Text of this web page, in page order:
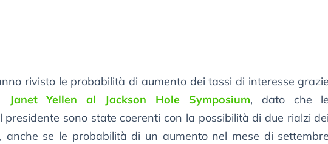
rivisto le probabilità di aumento dei tassi di interesse grazie
Janet Yellen al Jackson Hole Symposium, dato che le
presidente sono state coerenti con la possibilità di due rialzi dei
anche se le probabilità di un aumento nel mese di settembre